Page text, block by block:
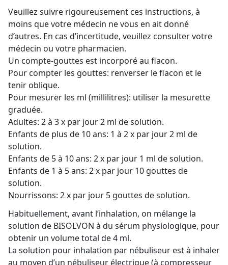
Veuillez suivre rigoureusement ces instructions, à
moins que votre médecin ne vous en ait donné
d’autres. En cas d’incertitude, veuillez consulter votre
médecin ou votre pharmacien.
Un compte-gouttes est incorporé au flacon.
Pour compter les gouttes: renverser le flacon et le
tenir oblique.
Pour mesurer les ml (millilitres): utiliser la mesurette
graduée.
Adultes: 2 à 3 x par jour 2 ml de solution.
Enfants de plus de 10 ans: 1 à 2 x par jour 2 ml de
solution.
Enfants de 5 à 10 ans: 2 x par jour 1 ml de solution.
Enfants de 1 à 5 ans: 2 x par jour 10 gouttes de
solution.
Nourrissons: 2 x par jour 5 gouttes de solution.
Habituellement, avant l’inhalation, on mélange la
solution de BISOLVON à du sérum physiologique, pour
obtenir un volume total de 4 ml.
La solution pour inhalation par nébuliseur est à inhaler
au moyen d’un nébuliseur électrique (à compresseur